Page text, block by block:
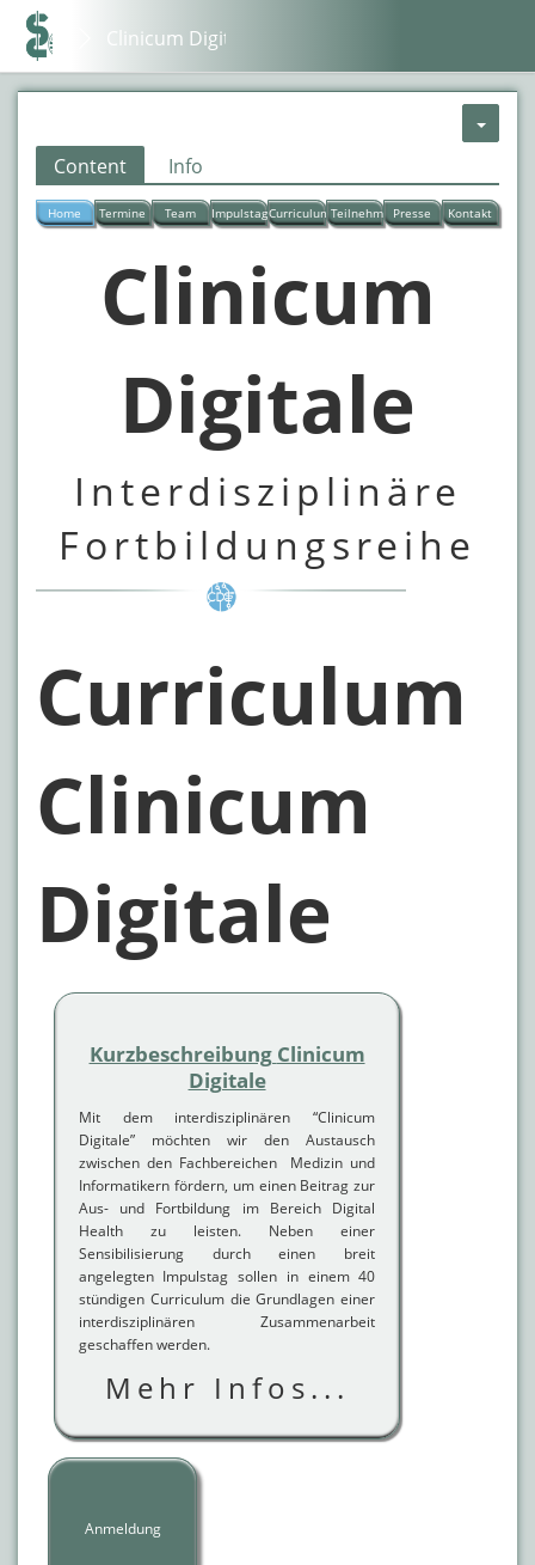
Clinicum Digitale
Content Info
Home Termine Team ImpulstagCurriculum TeilnehmerPresse Kontakt
Clinicum
Digitale
Interdisziplinäre
Fortbildungsreihe
Curriculum
Clinicum
Digitale
Kurzbeschreibung Clinicum
Digitale
Mit dem interdisziplinären “Clinicum
Digitale” möchten wir den Austausch
zwischen den Fachbereichen Medizin und
Informatikern fördern, um einen Beitrag zur
Aus- und Fortbildung im Bereich Digital
Health zu leisten. Neben einer
Sensibilisierung durch einen breit
angelegten Impulstag sollen in einem 40
stündigen Curriculum die Grundlagen einer
interdisziplinären Zusammenarbeit
geschaffen werden.
Mehr Infos...
Anmeldung